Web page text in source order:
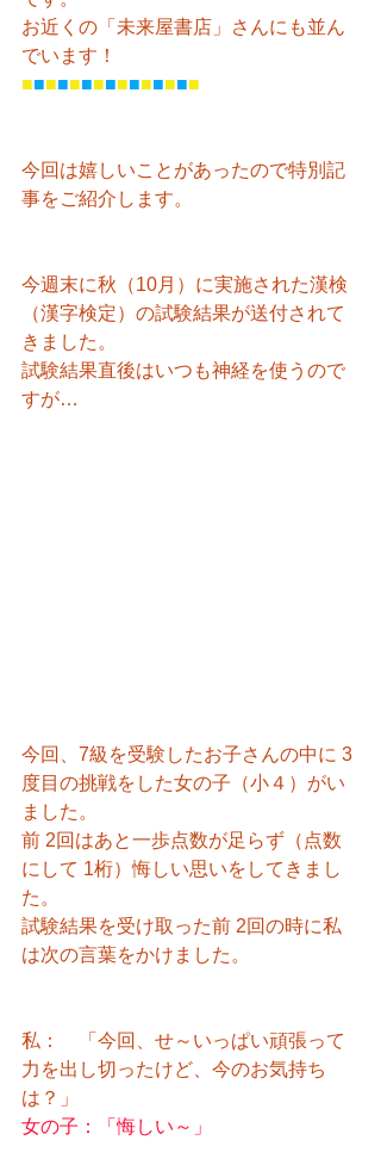
お近くの「未来屋書店」さんにも並ん
でいます！
■■■■■■■■■■■■■■■
今回は嬉しいことがあったので特別記
事をご紹介します。
今週末に秋（10月）に実施された漢検
（漢字検定）の試験結果が送付されて
きました。
試験結果直後はいつも神経を使うので
すが…
今回、7級を受験したお子さんの中に 3
度目の挑戦をした女の子（小４）がい
ました。
前 2回はあと一歩点数が足らず（点数
にして 1桁）悔しい思いをしてきまし
た。
試験結果を受け取った前 2回の時に私
は次の言葉をかけました。
私：　「今回、せ～いっぱい頑張って
力を出し切ったけど、今のお気持ち
は？」
女の子：「悔しい～」